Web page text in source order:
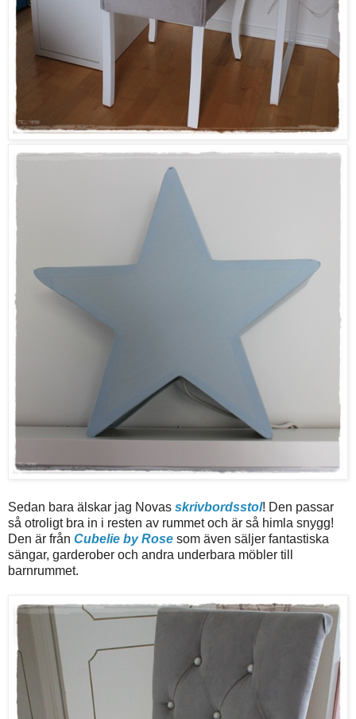
Sedan bara älskar jag Novas skrivbordsstol! Den passar
så otroligt bra in i resten av rummet och är så himla snygg!
Den är från Cubelie by Rose som även säljer fantastiska
sängar, garderober och andra underbara möbler till
barnrummet.